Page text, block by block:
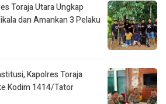
Toraja Utara Ungkap
dan Amankan 3 Pelaku
Kapolres Toraja
Kodim 1414/Tator